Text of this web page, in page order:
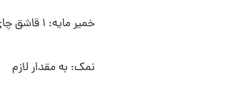
خمیر مایه: ۱ قاشق چای‌خوری
نمک: به مقدار لازم